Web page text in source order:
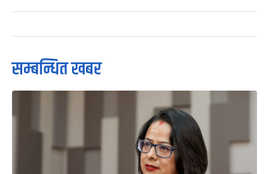
सम्बन्धित खबर